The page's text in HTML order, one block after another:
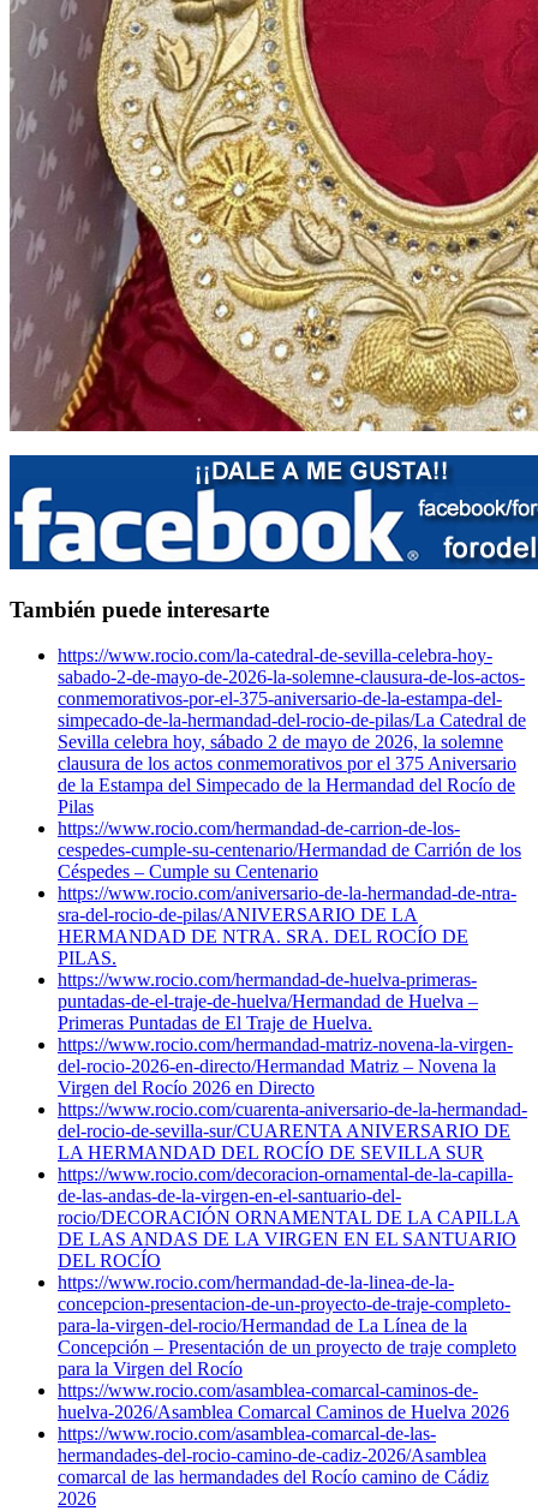
También puede interesarte
https://www.rocio.com/la-catedral-de-sevilla-celebra-hoy-
sabado-2-de-mayo-de-2026-la-solemne-clausura-de-los-actos-
conmemorativos-por-el-375-aniversario-de-la-estampa-del-
simpecado-de-la-hermandad-del-rocio-de-pilas/La Catedral de
Sevilla celebra hoy, sábado 2 de mayo de 2026, la solemne
clausura de los actos conmemorativos por el 375 Aniversario
de la Estampa del Simpecado de la Hermandad del Rocío de
Pilas
https://www.rocio.com/hermandad-de-carrion-de-los-
cespedes-cumple-su-centenario/Hermandad de Carrión de los
Céspedes – Cumple su Centenario
https://www.rocio.com/aniversario-de-la-hermandad-de-ntra-
sra-del-rocio-de-pilas/ANIVERSARIO DE LA
HERMANDAD DE NTRA. SRA. DEL ROCÍO DE
PILAS.
https://www.rocio.com/hermandad-de-huelva-primeras-
puntadas-de-el-traje-de-huelva/Hermandad de Huelva –
Primeras Puntadas de El Traje de Huelva.
https://www.rocio.com/hermandad-matriz-novena-la-virgen-
del-rocio-2026-en-directo/Hermandad Matriz – Novena la
Virgen del Rocío 2026 en Directo
https://www.rocio.com/cuarenta-aniversario-de-la-hermandad-
del-rocio-de-sevilla-sur/CUARENTA ANIVERSARIO DE
LA HERMANDAD DEL ROCÍO DE SEVILLA SUR
https://www.rocio.com/decoracion-ornamental-de-la-capilla-
de-las-andas-de-la-virgen-en-el-santuario-del-
rocio/DECORACIÓN ORNAMENTAL DE LA CAPILLA
DE LAS ANDAS DE LA VIRGEN EN EL SANTUARIO
DEL ROCÍO
https://www.rocio.com/hermandad-de-la-linea-de-la-
concepcion-presentacion-de-un-proyecto-de-traje-completo-
para-la-virgen-del-rocio/Hermandad de La Línea de la
Concepción – Presentación de un proyecto de traje completo
para la Virgen del Rocío
https://www.rocio.com/asamblea-comarcal-caminos-de-
huelva-2026/Asamblea Comarcal Caminos de Huelva 2026
https://www.rocio.com/asamblea-comarcal-de-las-
hermandades-del-rocio-camino-de-cadiz-2026/Asamblea
comarcal de las hermandades del Rocío camino de Cádiz
2026